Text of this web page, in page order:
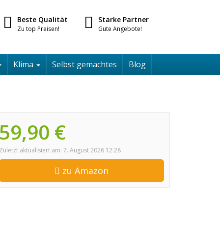
Beste Qualität
Zu top Preisen!
Starke Partner
Gute Angebote!
Klima Selbst gemachtes Blog
59,90 €
Zuletzt aktualisiert am: 7. August 2026 12:28
zu Amazon